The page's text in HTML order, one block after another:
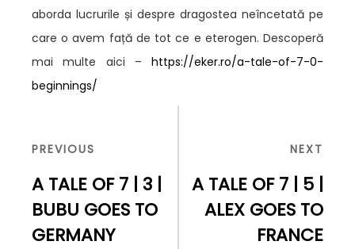
aborda lucrurile și despre dragostea neîncetată pe
care o avem față de tot ce e eterogen. Descoperă
mai multe aici – https://eker.ro/a-tale-of-7-0-
beginnings/
în
articole
PREVIOUS
PREVIOUS
A TALE OF 7 | 3 |
BUBU GOES TO
GERMANY
NEXT
A TALE OF 7 | 5 |
ALEX GOES TO
FRANCE